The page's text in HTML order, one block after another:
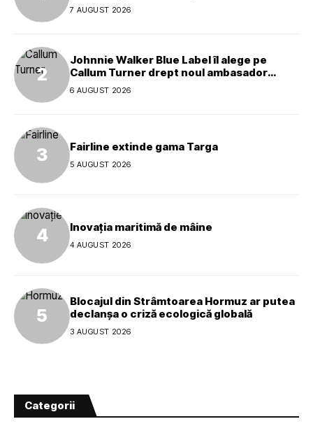
7 AUGUST 2026
Johnnie Walker Blue Label îl alege pe
Callum Turner drept noul ambasador
global al mărcii
6 AUGUST 2026
Fairline extinde gama Targa
5 AUGUST 2026
Inovația maritimă de mâine
4 AUGUST 2026
Blocajul din Strâmtoarea Hormuz ar putea
declanșa o criză ecologică globală
3 AUGUST 2026
Categorii